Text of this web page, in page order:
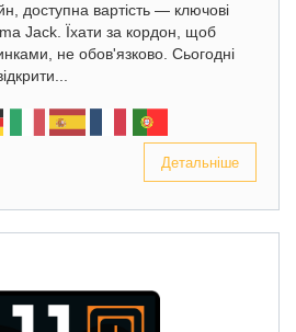
доступна вартість — ключові
Jack. Їхати за кордон, щоб
не обов'язково. Сьогодні
Детальніше